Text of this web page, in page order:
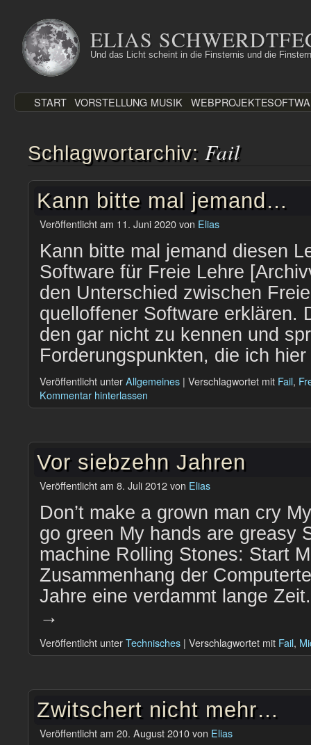
Inhalt
springen
ELIAS
Und das Licht scheint in die Finsternis und die
START VORSTELLUNG MUSIK WEBPROJEKTE
Schlagwortarchiv: Fail
Kann bitte mal jemand…
Veröffentlicht am 11. Juni 2020von Elias
Kann bitte mal jemand diesen
Software für Freie Lehre
den Unterschied zwischen
quelloffener Software erklären.
den gar nicht zu kennen und
Forderungspunkten, die ich
Veröffentlicht unterAllgemeines | Verschlagwortet mit Fail,
Kommentar hinterlassen
Vor siebzehn Jahren
Veröffentlicht am 8. Juli 2012von Elias
Don’t make a grown man cry
go green My hands are greasy
machine Rolling Stones: Start
Zusammenhang der
Jahre eine verdammt lange
→
Veröffentlicht unterTechnisches | Verschlagwortet mit Fail,
Zwitschert nicht mehr…
Veröffentlicht am 20. August 2010von Elias